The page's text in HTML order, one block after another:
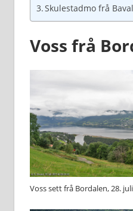
Skulestadmo frå
Voss frå
Voss sett frå Bordalen, 28.